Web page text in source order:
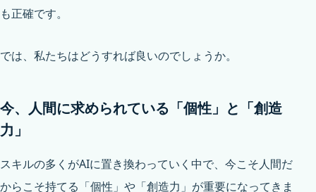
も正確です。
では、私たちはどうすれば良いのでしょうか。
今、人間に求められている「個性」と「創造
力」
スキルの多くがAIに置き換わっていく中で、今こそ人間だ
からこそ持てる「個性」や「創造力」が重要になってきま